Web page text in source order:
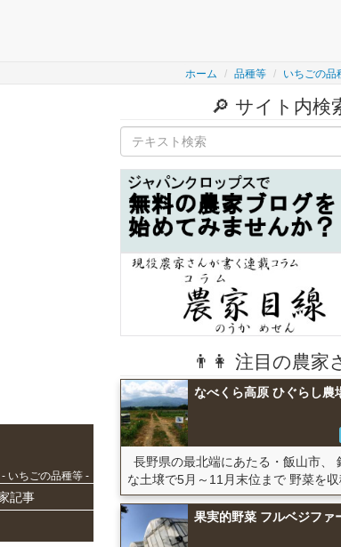
ホーム 品種等 いちごの品
- いちごの品種等 -
記事
🔎 サイト内検
👨👩 注目の農家
なべくら高原 ひぐらし農
長野県の最北端にあたる・飯山市、
な土壌で5月～11月末位まで 野菜を収
果実的野菜 フルベジファ